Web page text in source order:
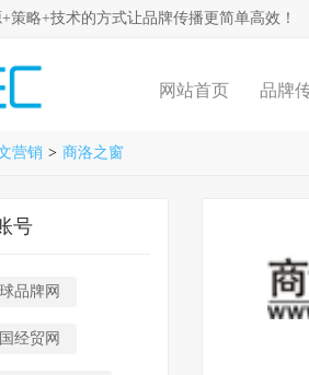
策略+技术的方式让品牌传播更简单高效！
网站首页 品牌
营销 > 商洛之窗
号
品牌网
经贸网